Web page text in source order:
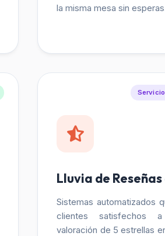
la misma mesa sin
Lluvia de
Sistemas automatizados
clientes satisfechos
valoración de 5 estrellas